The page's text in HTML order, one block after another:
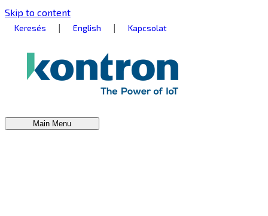
Skip to content
Keresés | English | Kapcsolat
Main Menu